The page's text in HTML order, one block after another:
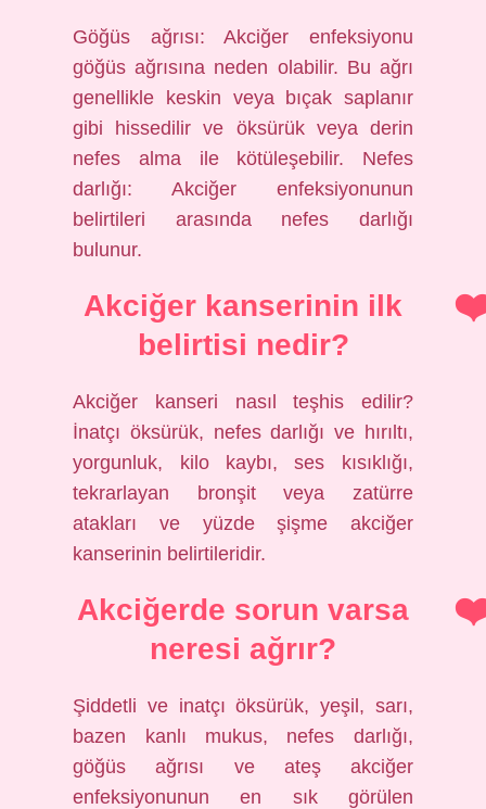
Göğüs ağrısı: Akciğer enfeksiyonu
göğüs ağrısına neden olabilir. Bu ağrı
genellikle keskin veya bıçak saplanır
gibi hissedilir ve öksürük veya derin
nefes alma ile kötüleşebilir. Nefes
darlığı: Akciğer enfeksiyonunun
belirtileri arasında nefes darlığı
bulunur.
Akciğer kanserinin ilk
belirtisi nedir?
Akciğer kanseri nasıl teşhis edilir?
İnatçı öksürük, nefes darlığı ve hırıltı,
yorgunluk, kilo kaybı, ses kısıklığı,
tekrarlayan bronşit veya zatürre
atakları ve yüzde şişme akciğer
kanserinin belirtileridir.
Akciğerde sorun varsa
neresi ağrır?
Şiddetli ve inatçı öksürük, yeşil, sarı,
bazen kanlı mukus, nefes darlığı,
göğüs ağrısı ve ateş akciğer
enfeksiyonunun en sık görülen